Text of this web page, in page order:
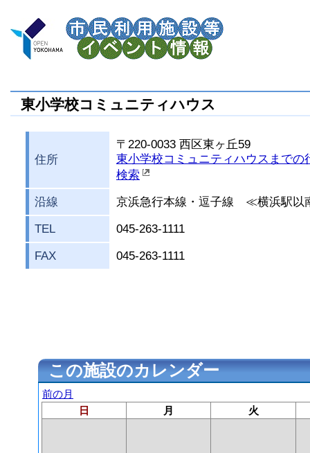
東小学校コミュニティハウス
住所
〒220-0033 西区東ヶ丘59
東小学校コミュニティハウスまでの
検索
沿線 京浜急行本線・逗子線 ≪横浜駅
TEL 045-263-1111
FAX 045-263-1111
この施設のカレンダー
前の月
日
月 火